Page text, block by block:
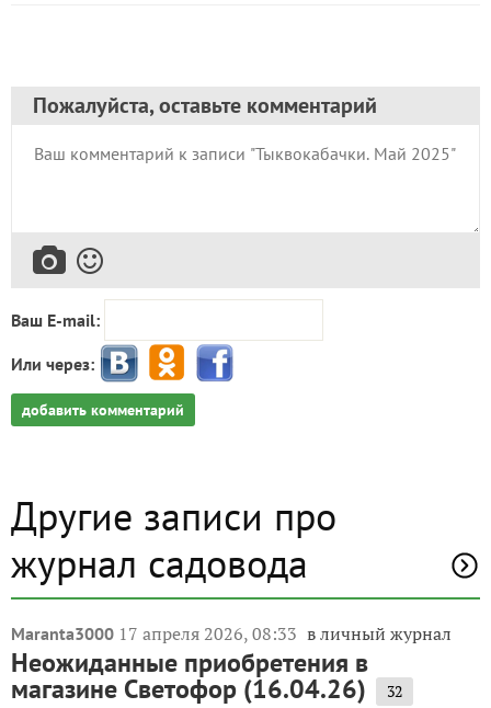
Пожалуйста, оставьте комментарий
Ваш E-mail:
Или через:
добавить комментарий
Другие записи про
журнал садовода
Maranta3000 17 апреля 2026, 08:33 в личный журнал
Неожиданные приобретения в
магазине Светофор (16.04.26) 32